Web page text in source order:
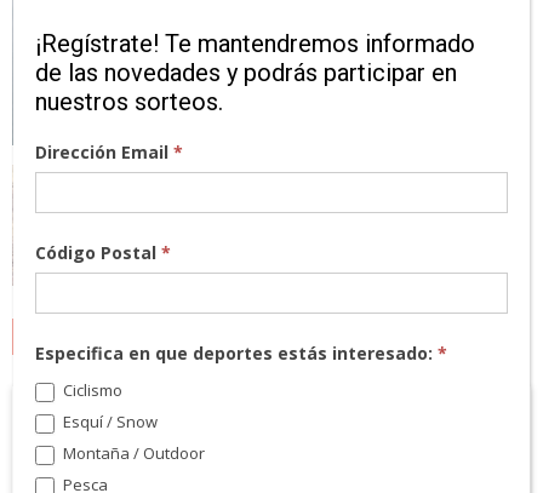
¡Regístrate! Te mantendremos informado
de las novedades y podrás participar en
nuestros sorteos.
Dirección Email*
Código Postal*
Especifica en que deportes estás interesado:*
Ciclismo
Esquí / Snow
Montaña / Outdoor
Pesca